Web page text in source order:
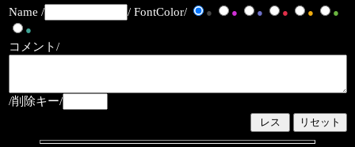
Name /
/ FontColor/ ● ● ● ● ●
●
●
コメント/
/削除キー/